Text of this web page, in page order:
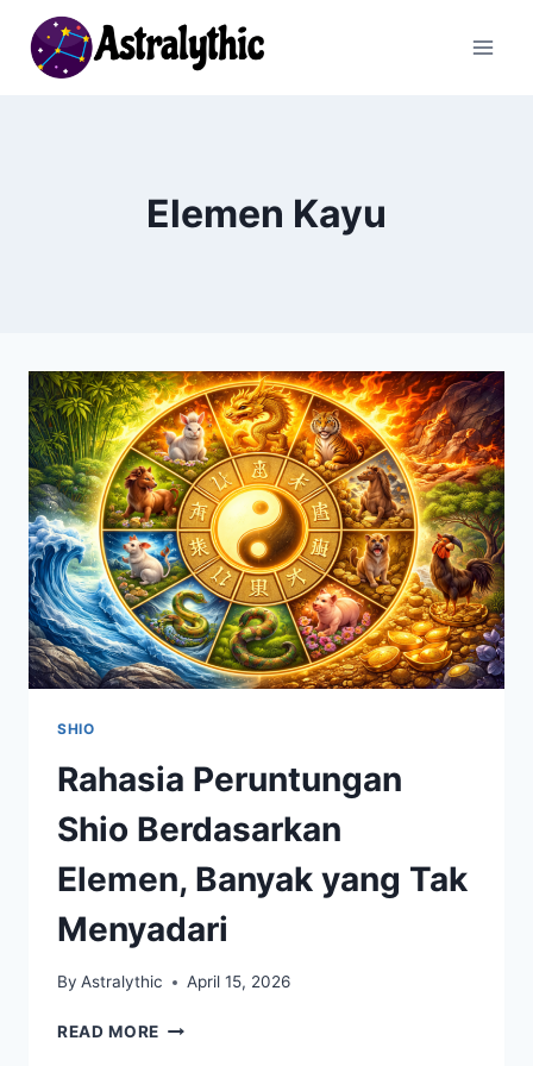
content
Elemen Kayu
SHIO
Rahasia Peruntungan
Shio Berdasarkan
Elemen, Banyak yang Tak
Menyadari
By Astralythic April 15, 2026
READ MORE RAHASIA